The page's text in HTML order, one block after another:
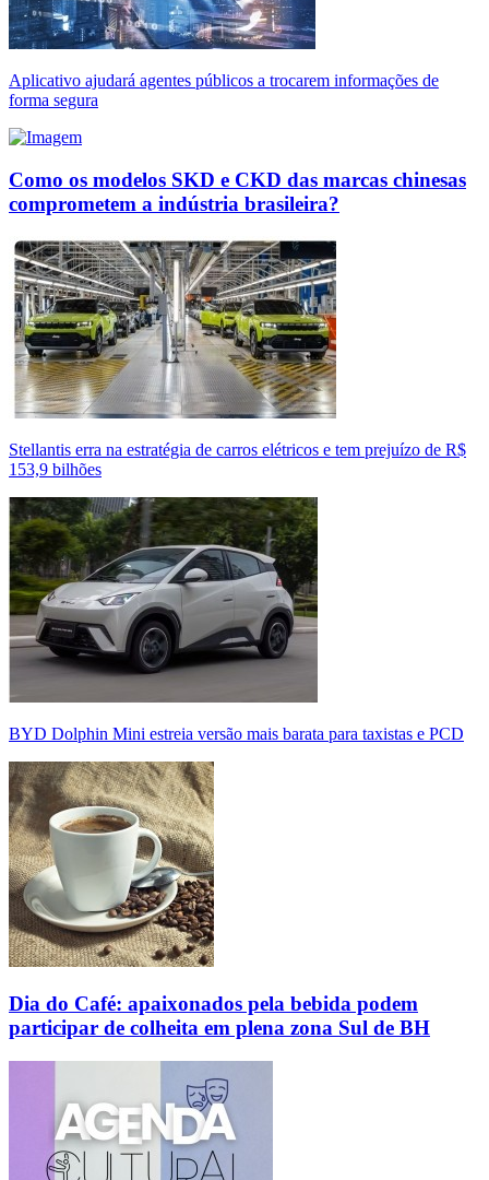
Aplicativo ajudará agentes públicos a trocarem informações de
forma segura
Como os modelos SKD e CKD das marcas chinesas
comprometem a indústria brasileira?
Stellantis erra na estratégia de carros elétricos e tem prejuízo de R$
153,9 bilhões
BYD Dolphin Mini estreia versão mais barata para taxistas e PCD
Dia do Café: apaixonados pela bebida podem
participar de colheita em plena zona Sul de BH